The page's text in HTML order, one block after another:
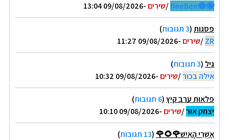
🐝🐝BeeBee
/שירים -09/08/2026 13:04
פסגות(3 תגובות
)
ZR
/שירים -09/08/2026 11:27
גיל (3 תגובות
)
אילה בכור/שירים -09/08/2026 10:32
פלאות ערב קיץ(6 תגובות
)
יצחק אור/שירים -09/08/2026 10:10
אַשְׁרֵי הָאִישׁ🌹🌻🌹 (13 תגובות
)